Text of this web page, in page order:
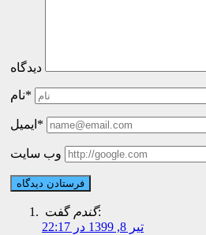
دیدگاه
نام*
ایمیل*
وب سایت
گندمگفت:
تیر 8, 1399 در 22:17